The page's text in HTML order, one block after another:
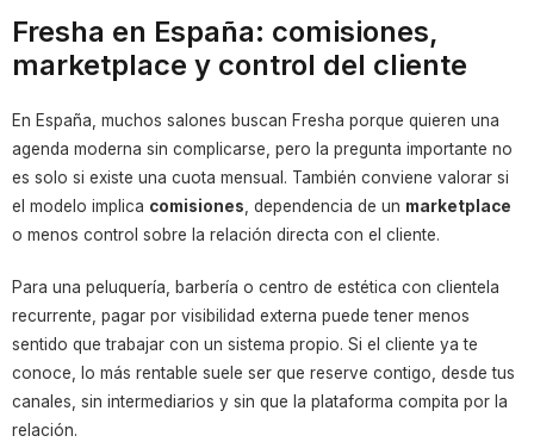
Fresha en España: comisiones,
marketplace y control del cliente
En España, muchos salones buscan Fresha porque quieren una
agenda moderna sin complicarse, pero la pregunta importante no
es solo si existe una cuota mensual. También conviene valorar si
el modelo implica comisiones , dependencia de un marketplace
o menos control sobre la relación directa con el cliente.
Para una peluquería, barbería o centro de estética con clientela
recurrente, pagar por visibilidad externa puede tener menos
sentido que trabajar con un sistema propio. Si el cliente ya te
conoce, lo más rentable suele ser que reserve contigo, desde tus
canales, sin intermediarios y sin que la plataforma compita por la
relación.